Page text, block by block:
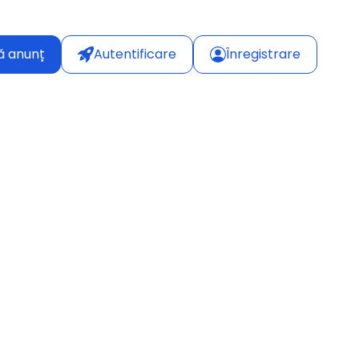
anunț Autentificare Înregistrare